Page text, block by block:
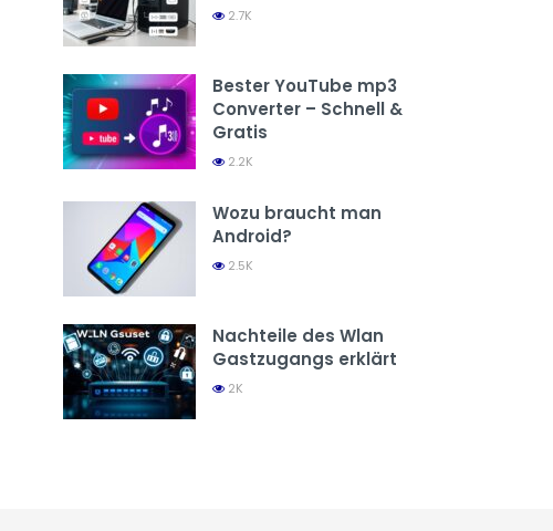
2.7K
Bester YouTube mp3
Converter – Schnell &
Gratis
2.2K
Wozu braucht man
Android?
2.5K
Nachteile des Wlan
Gastzugangs erklärt
2K